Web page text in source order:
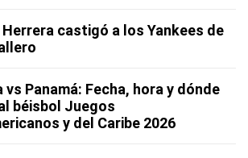
Herrera castigó a los Yankees de
vs Panamá: Fecha, hora y dónde
béisbol Juegos
y del Caribe 2026